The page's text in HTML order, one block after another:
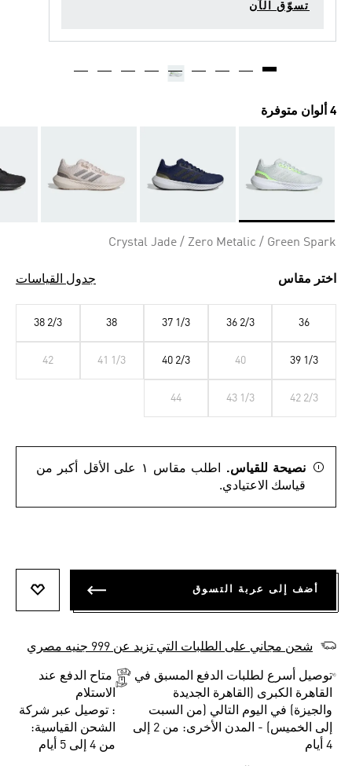
تسوّق الآن
4 ألوان متوفرة
Crystal Jade / Zero Metalic / Green Spark
اختر مقاس جدول القياسات
36
36 2/3
37 1/3
38
38 2/3
39 1/3
40
40 2/3
41 1/3
42
42 2/3
43 1/3
44
نصيحة للقياس.
اطلب مقاس ١ على الأقل أكبر من
قياسك الاعتيادي.
أضف إلى عربة التسوق
شحن مجاني على الطلبات التي تزيد عن 999 جنيه مصري
توصيل أسرع لطلبات الدفع المسبق في
القاهرة الكبرى (القاهرة الجديدة
والجيزة) في اليوم التالي (من السبت
إلى الخميس) - المدن الأخرى: من 2 إلى
4 أيام
متاح الدفع عند
الاستلام
: توصيل عبر شركة
الشحن القياسية:
من 4 إلى 5 أيام